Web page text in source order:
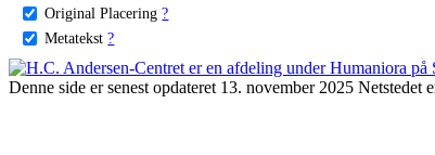
Original Placering ?
Metatekst ?
Denne side er senest opdateret 13. november 2025 Netstedet